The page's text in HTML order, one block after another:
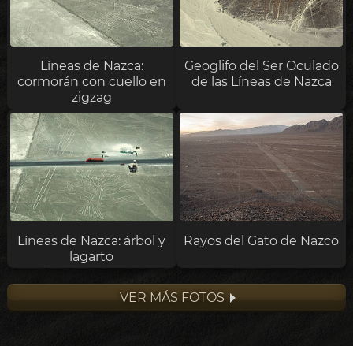
Líneas de Nazca:
cormorán con cuello en
zigzag
Geoglifo del Ser Oculado
de las Líneas de Nazca
Líneas de Nazca: árbol y
lagarto
Rayos del Gato de Nazco
VER MÁS FOTOS